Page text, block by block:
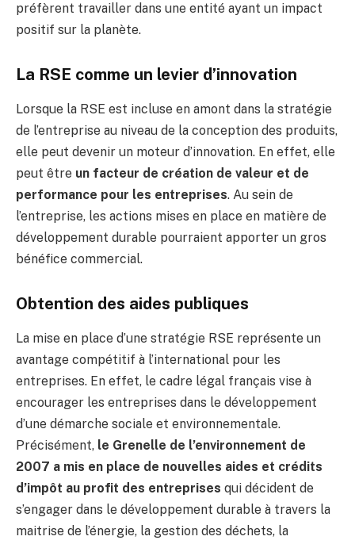
préfèrent travailler dans une entité ayant un impact
positif sur la planète.
La RSE comme un levier d’innovation
Lorsque la RSE est incluse en amont dans la stratégie
de l’entreprise au niveau de la conception des produits,
elle peut devenir un moteur d’innovation. En effet, elle
peut être un facteur de création de valeur et de
performance pour les entreprises. Au sein de
l’entreprise, les actions mises en place en matière de
développement durable pourraient apporter un gros
bénéfice commercial.
Obtention des aides publiques
La mise en place d’une stratégie RSE représente un
avantage compétitif à l’international pour les
entreprises. En effet, le cadre légal français vise à
encourager les entreprises dans le développement
d’une démarche sociale et environnementale.
Précisément, le Grenelle de l’environnement de
2007 a mis en place de nouvelles aides et crédits
d’impôt au profit des entreprises qui décident de
s’engager dans le développement durable à travers la
maitrise de l’énergie, la gestion des déchets, la